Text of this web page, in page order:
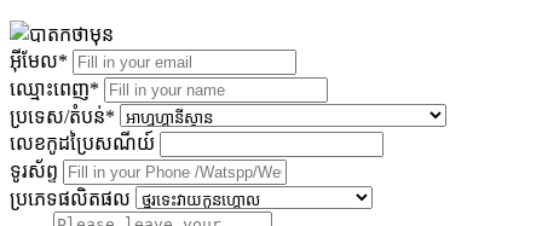
អ៊ីមែល*
ឈ្មោះពេញ*
ប្រទេស/តំបន់*
លេខកូដប្រៃសណីយ៍
ទូរស័ព្ទ
ប្រភេទផលិតផល